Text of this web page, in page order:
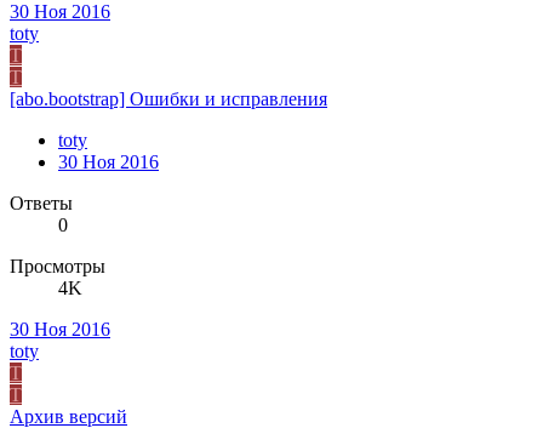
30 Ноя 2016
toty
T
T
[abo.bootstrap] Ошибки и исправления
toty
30 Ноя 2016
Ответы
0
Просмотры
4K
30 Ноя 2016
toty
T
T
Архив версий